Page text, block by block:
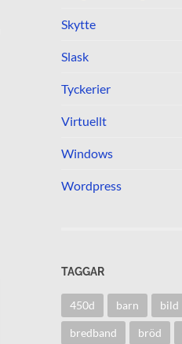
Skytte
Slask
Tyckerier
Virtuellt
Windows
Wordpress
TAGGAR
450d barn bild
bredband bröd